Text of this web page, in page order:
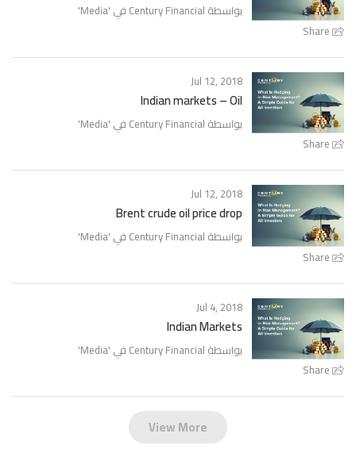
Share
بواسطة Century Financial في ' Media
'
Share
Jul 12, 2018
Indian markets – Oil
بواسطة Century Financial في ' Media
'
Share
Jul 12, 2018
Brent crude oil price drop
بواسطة Century Financial في ' Media
'
Share
Jul 4, 2018
Indian Markets
بواسطة Century Financial في ' Media
'
View More